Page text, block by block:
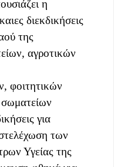
η
διεκδικήσεις
της
αγροτικών
φοιτητικών
για
των
Υγείας της